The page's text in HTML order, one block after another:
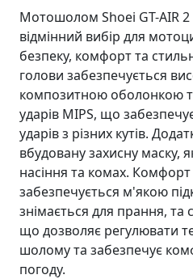
Мотошолом Shoei GT-AIR 2
відмінний вибір для
безпеку, комфорт та
голови забезпечується
композитною оболонкою
ударів MIPS, що
ударів з різних кутів.
вбудовану захисну маску,
насіння та комах.
забезпечується м'якою
знімається для прання, та
що дозволяє регулювати
шолому та забезпечує
погоду.